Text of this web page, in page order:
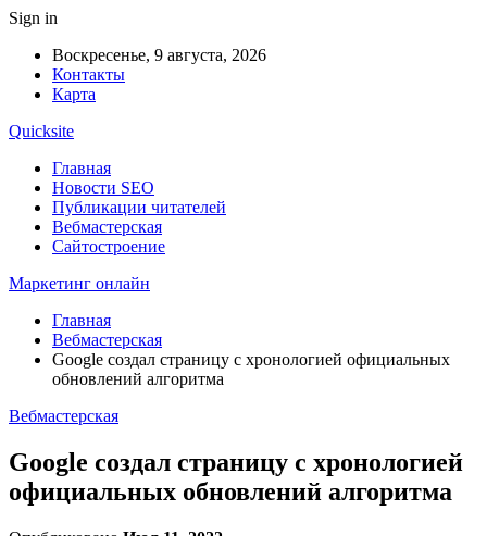
Sign in
Воскресенье, 9 августа, 2026
Контакты
Карта
Quicksite
Главная
Новости SEO
Публикации читателей
Вебмастерская
Сайтостроение
Маркетинг онлайн
Главная
Вебмастерская
Google создал страницу с хронологией официальных
обновлений алгоритма
Вебмастерская
Google создал страницу с хронологией
официальных обновлений алгоритма